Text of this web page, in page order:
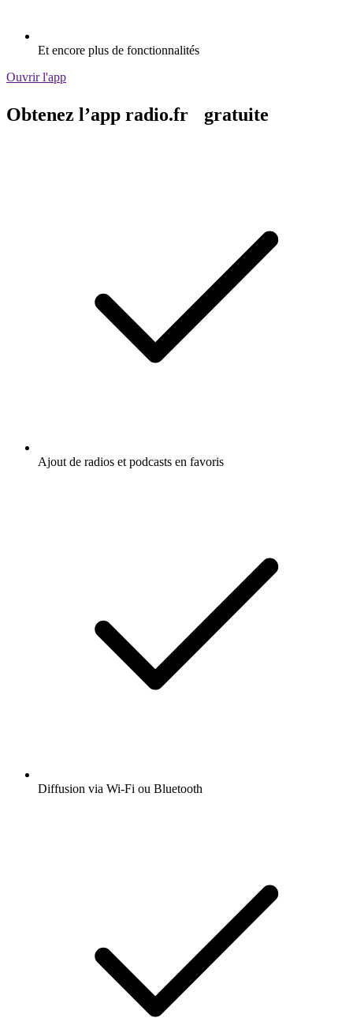
Et encore plus de fonctionnalités
Ouvrir l'app
Obtenez l’app radio.fr gratuite
Ajout de radios et podcasts en favoris
Diffusion via Wi-Fi ou Bluetooth